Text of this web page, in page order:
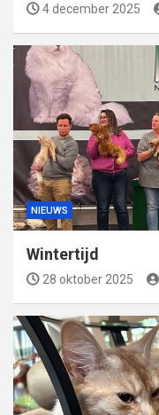
4 december 2025
NIEUWS
Wintertijd
28 oktober 2025